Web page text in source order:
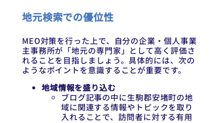
地元検索での優位性
MEO対策を行った上で、自分の企業・個人事業
主事務所が「地元の専門家」として高く評価さ
れることを目指しましょう。具体的には、次の
ようなポイントを意識することが重要です。
地域情報を盛り込む
ブログ記事の中に生駒郡安堵町の地
域に関連する情報やトピックを取り
入れることで、訪問者に対する有用